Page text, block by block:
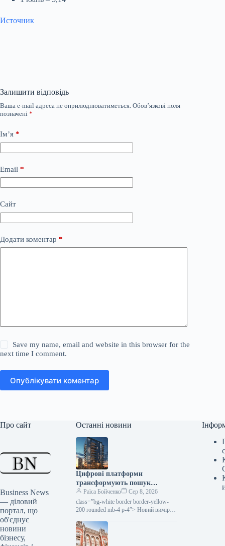
Источник
Залишити відповідь
Ваша e-mail адреса не оприлюднюватиметься. Обов’язкові поля
позначені *
Ім’я *
Email *
Сайт
Додати коментар *
Save my name, email and website in this browser for the
next time I comment.
Опублікувати коментар
Про сайт
Business News
— діловий
портал, що
об'єднує
новини
бізнесу,
Останні новини
Цифрові платформи
трансформують пошук
новобудов: як це працює в
Україні
Раїса Бойченко
Сер 8, 2026
class=”bg-white border border-yellow-
200 rounded mb-4 p-4″> Новий вимір
зручності Раніше пошук квартири в
новобудові…